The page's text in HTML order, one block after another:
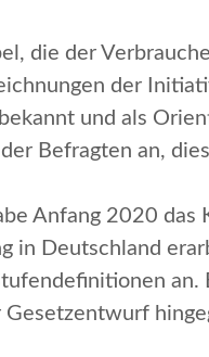
die der
der
und als
Befragten an,
Anfang 2020 das
in Deutschland
an.